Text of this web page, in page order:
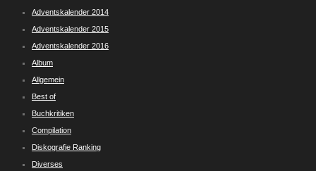
Adventskalender 2014
Adventskalender 2015
Adventskalender 2016
Album
Allgemein
Best of
Buchkritiken
Compilation
Diskografie Ranking
Diverses